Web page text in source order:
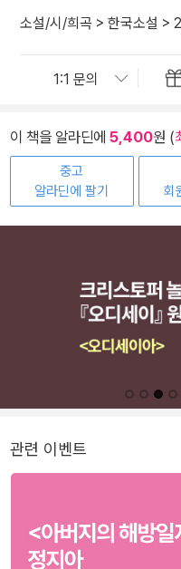
소설/시/희곡 > 한국소설 >
이 책을 알라딘에 5,400원 (
중고
알라딘에 팔기
회
관련 이벤트